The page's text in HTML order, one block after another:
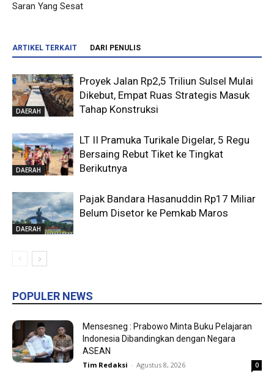
Saran Yang Sesat
ARTIKEL TERKAIT DARI PENULIS
DAERAH
Proyek Jalan Rp2,5 Triliun Sulsel Mulai
Dikebut, Empat Ruas Strategis Masuk
Tahap Konstruksi
DAERAH
LT II Pramuka Turikale Digelar, 5 Regu
Bersaing Rebut Tiket ke Tingkat
Berikutnya
DAERAH
Pajak Bandara Hasanuddin Rp17 Miliar
Belum Disetor ke Pemkab Maros
POPULER NEWS
Mensesneg : Prabowo Minta Buku Pelajaran
Indonesia Dibandingkan dengan Negara
ASEAN
Tim Redaksi - Agustus 8, 2026 0